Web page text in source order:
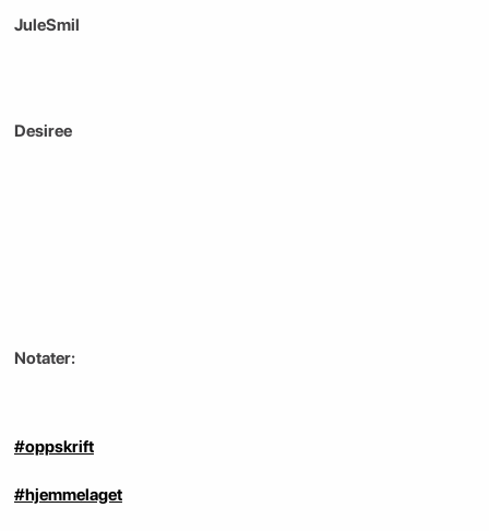
JuleSmil
Desiree
Notater:
#oppskrift
#hjemmelaget